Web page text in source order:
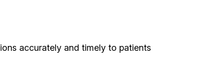
accurately and timely to patients